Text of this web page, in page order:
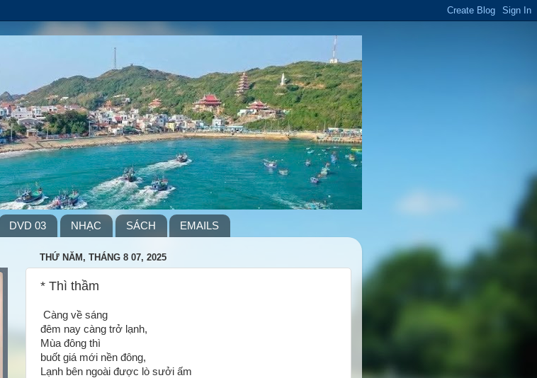
DVD 03 NHẠC SÁCH EMAILS
THỨ NĂM, THÁNG 8 07, 2025
* Thì thầm
Càng về sáng
đêm nay càng trở lạnh,
Mùa đông thì
buốt giá mới nền đông,
Lạnh bên ngoài được lò sưởi ấm